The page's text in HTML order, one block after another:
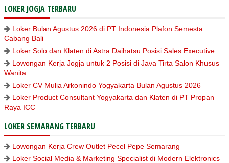
LOKER JOGJA TERBARU
Loker Bulan Agustus 2026 di PT Indonesia Plafon Semesta
Cabang Bali
Loker Solo dan Klaten di Astra Daihatsu Posisi Sales Executive
Lowongan Kerja Jogja untuk 2 Posisi di Java Tirta Salon Khusus
Wanita
Loker CV Mulia Arkonindo Yogyakarta Bulan Agustus 2026
Loker Product Consultant Yogyakarta dan Klaten di PT Propan
Raya ICC
LOKER SEMARANG TERBARU
Lowongan Kerja Crew Outlet Pecel Pepe Semarang
Loker Social Media & Marketing Specialist di Modern Elektronics